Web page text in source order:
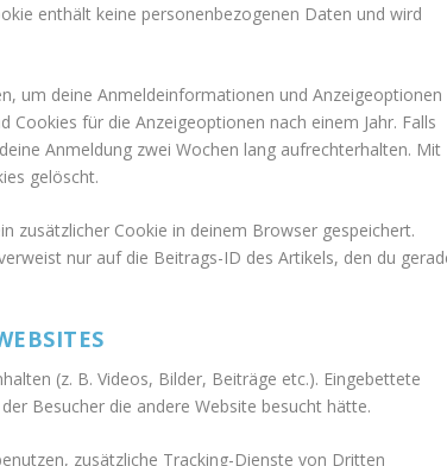
enthält keine personenbezogenen Daten und wird
um deine Anmeldeinformationen und Anzeigeoptionen
Cookies für die Anzeigeoptionen nach einem Jahr. Falls
Anmeldung zwei Wochen lang aufrechterhalten. Mit
gelöscht.
zusätzlicher Cookie in deinem Browser gespeichert.
nur auf die Beitrags-ID des Artikels, den du
(z. B. Videos, Bilder, Beiträge etc.). Eingebettete
Besucher die andere Website besucht hätte.
zusätzliche Tracking-Dienste von Dritten